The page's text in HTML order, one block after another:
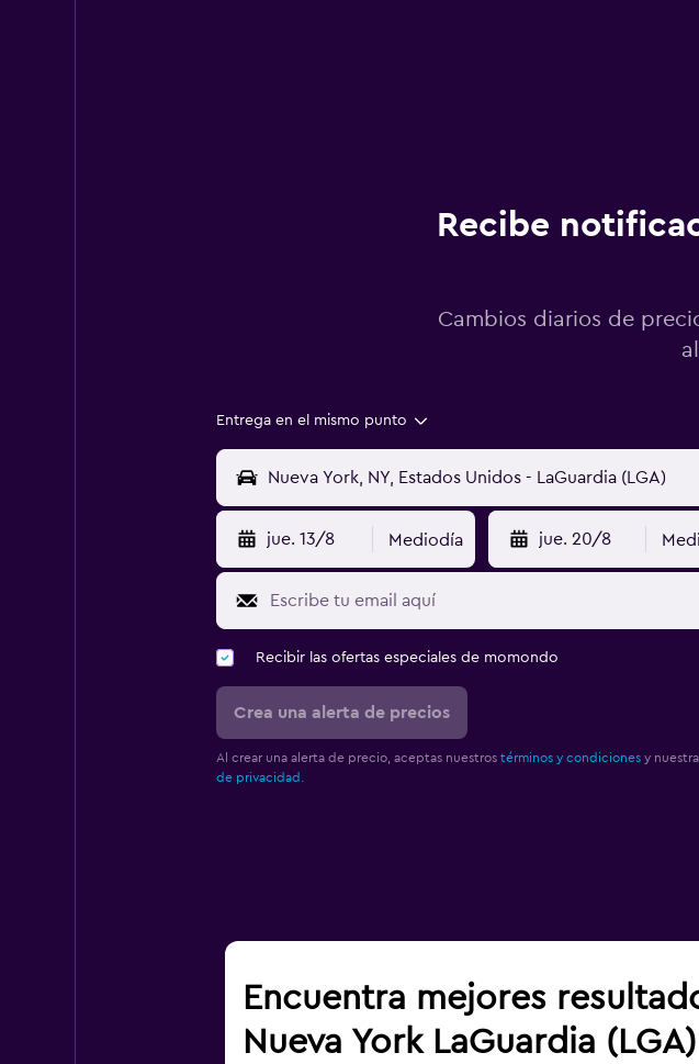
Recibe
Cambios diarios de
Entrega en el mismo punto
jue. 13/8 Mediodía jue. 20/8
Recibir las ofertas especiales de momondo
Crea una alerta de precios
Al crear una alerta de precio, aceptas nuestros términos y condicionesy nuestra
de privacidad.
Encuentra mejores
Nueva York LaGuardia (LGA)